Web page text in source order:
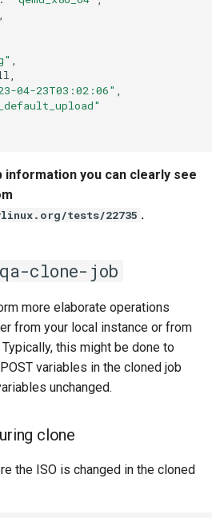
04-23T03:02:06"
information you can clearly see
tests/22735 .
clone-job
more elaborate operations
from your local instance or from
this might be done to
variables in the cloned job
unchanged.
clone
the ISO is changed in the cloned